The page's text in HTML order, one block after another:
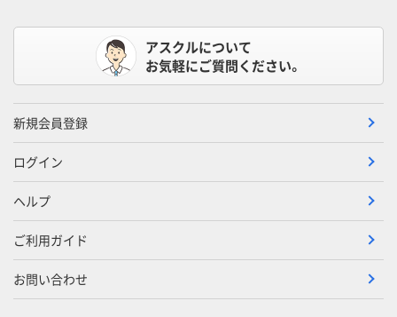
アスクルについて
お気軽にご質問ください。
新規会員登録
ログイン
ヘルプ
ご利用ガイド
お問い合わせ